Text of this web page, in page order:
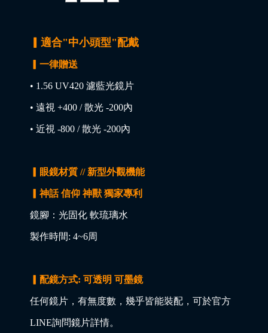
▎適合"中小頭型"配戴
▎一律贈送
• 1.56 UV420 濾藍光鏡片
• 遠視 +400 / 散光 -200內
• 近視 -800 / 散光 -200內
▎眼鏡材質 // 新型外觀機能
▎神話 信仰 神獸 獨家專利
鏡腳：光固化 軟琉璃水
製作時間: 4~6周
▎配鏡方式: 可透明 可墨鏡
任何鏡片，有無度數，幾乎皆能裝配，可於官方
LINE詢問鏡片詳情。